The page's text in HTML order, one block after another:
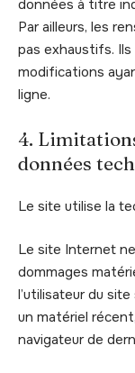
données à titre
Par ailleurs, les
pas exhaustifs.
modifications
ligne.
4.
données
Le site utilise la
Le site Internet
dommages
l’utilisateur du
un matériel
navigateur de